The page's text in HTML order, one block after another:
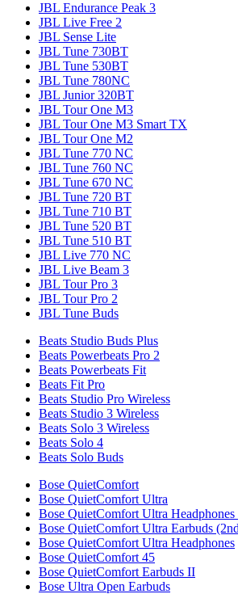
JBL Endurance Peak 3
JBL Live Free 2
JBL Sense Lite
JBL Tune 730BT
JBL Tune 530BT
JBL Tune 780NC
JBL Junior 320BT
JBL Tour One M3
JBL Tour One M3 Smart TX
JBL Tour One M2
JBL Tune 770 NC
JBL Tune 760 NC
JBL Tune 670 NC
JBL Tune 720 BT
JBL Tune 710 BT
JBL Tune 520 BT
JBL Tune 510 BT
JBL Live 770 NC
JBL Live Beam 3
JBL Tour Pro 3
JBL Tour Pro 2
JBL Tune Buds
Beats Studio Buds Plus
Beats Powerbeats Pro 2
Beats Powerbeats Fit
Beats Fit Pro
Beats Studio Pro Wireless
Beats Studio 3 Wireless
Beats Solo 3 Wireless
Beats Solo 4
Beats Solo Buds
Bose QuietComfort
Bose QuietComfort Ultra
Bose QuietComfort Ultra
Bose QuietComfort Ultra Earbuds
Bose QuietComfort Ultra Headphones
Bose QuietComfort 45
Bose QuietComfort Earbuds II
Bose Ultra Open Earbuds